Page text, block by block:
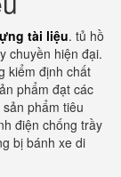
tài liệu. tủ hồ
chuyền hiện đại.
kiểm định chất
phẩm đạt các
phẩm tiêu
điện chống trầy
bị bánh xe di